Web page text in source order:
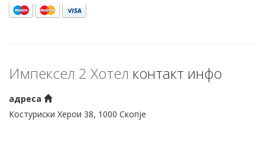
Импексел 2 Хотел контакт инфо
адреса
Костуриски Херои 38, 1000 Скопје